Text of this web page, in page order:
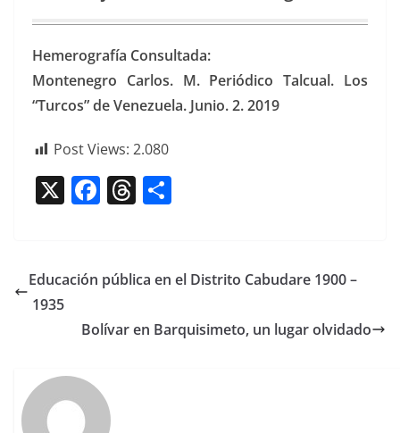
Hemero­grafía Consultada:
Mon­tene­gro Car­los. M. Per­iódi­co Tal­cual. Los
“Tur­cos” de Venezuela. Junio. 2. 2019
Post Views: 2.080
X F
e
o
k
T
a
s
p
tir
Educación pública en el Distrito Cabudare 1900 –
1935
Bolívar en Barquisimeto, un lugar olvidado